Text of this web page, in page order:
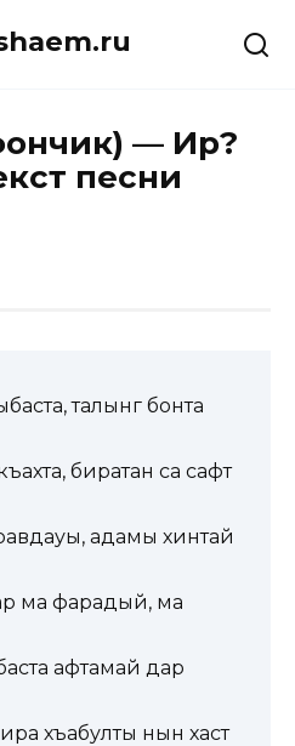
— Ир?
песни
талынг бонта
биратан са сафт
адамы хинтай
ма фарадый, ма
афтамай дар
хъабулты нын хаст